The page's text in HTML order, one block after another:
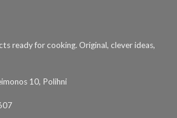
ready for cooking. Original, clever ideas,
10, Polihni